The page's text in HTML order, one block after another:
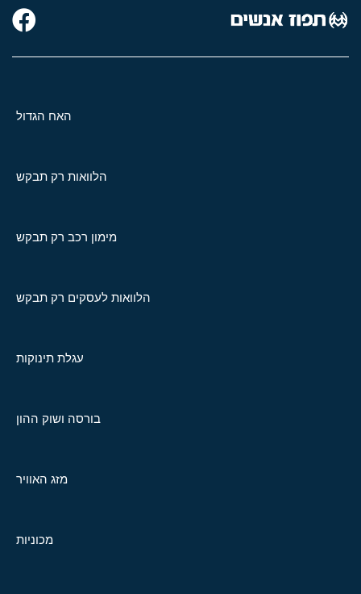
האח הגדול
הלוואות רק תבקש
מימון רכב רק תבקש
הלוואות לעסקים רק תבקש
עגלת תינוקות
בורסה ושוק ההון
מזג האוויר
מכוניות